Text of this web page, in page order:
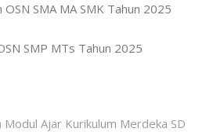
OSN SMA MA SMK Tahun 2025
SMP MTs Tahun 2025
Modul Ajar Kurikulum Merdeka SD